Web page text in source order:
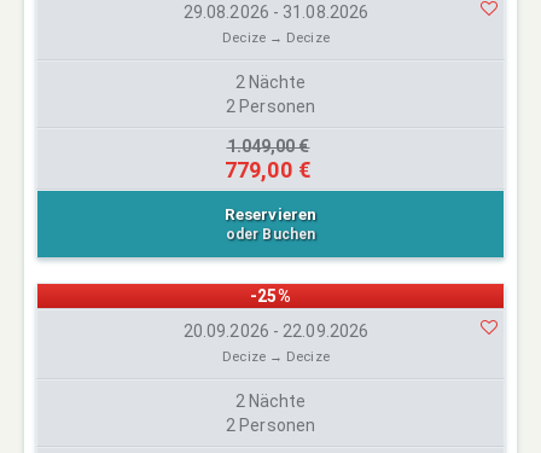
29.08.2026 - 31.08.2026
Decize → Decize
2 Nächte
2 Personen
1.049,00 €
779,00 €
Reservieren
oder Buchen
-25%
20.09.2026 - 22.09.2026
Decize → Decize
2 Nächte
2 Personen